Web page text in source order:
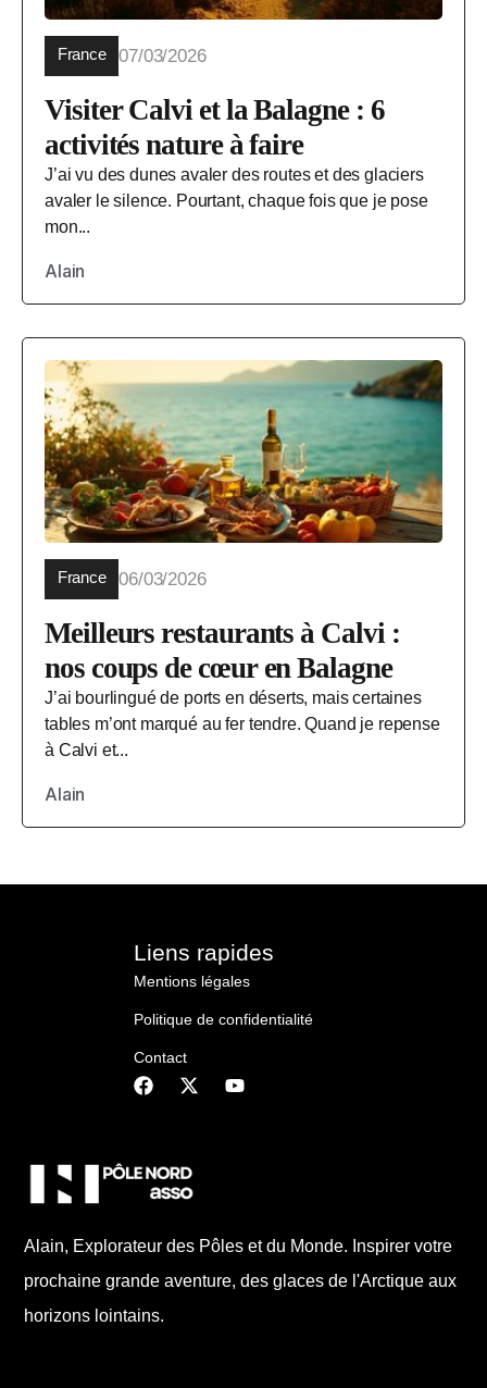
France 07/03/2026
Visiter Calvi et la Balagne : 6
activités nature à faire
J’ai vu des dunes avaler des routes et des glaciers
avaler le silence. Pourtant, chaque fois que je pose
mon...
Alain
France 06/03/2026
Meilleurs restaurants à Calvi :
nos coups de cœur en Balagne
J’ai bourlingué de ports en déserts, mais certaines
tables m’ont marqué au fer tendre. Quand je repense
à Calvi et...
Alain
Alain, Explorateur des Pôles et du Monde. Inspirer votre
prochaine grande aventure, des glaces de l'Arctique aux
horizons lointains.
Liens rapides
Mentions légales
Politique de confidentialité
Contact